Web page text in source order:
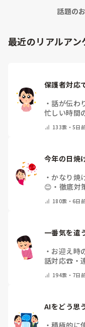
その日は大変だっ
ますよ〜😊
話題の
最近のリアルアン
保護者対応
・話が伝わ
忙しい時間
133票・5日
今年の日焼
・ かなり焼
😊 ・ 徹底対
180票・ 6日
一番気を遣
・ お迎え時
話対応☎️ ・
194票・ 7日
AIをどう思
・積極的に